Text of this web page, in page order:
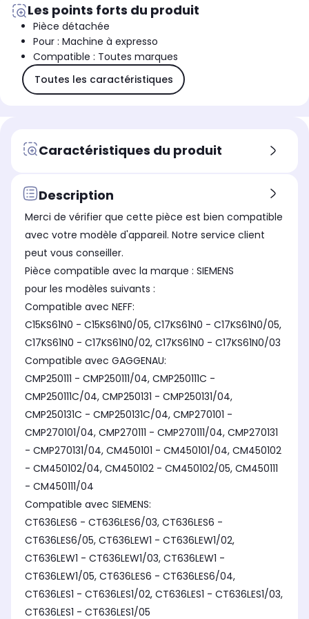
Les points forts du produit
Pièce détachée
Pour : Machine à expresso
Compatible : Toutes marques
Toutes les caractéristiques
Caractéristiques du produit
Description
Merci de vérifier que cette pièce est bien compatible
avec votre modèle d'appareil. Notre service client
peut vous conseiller.
Pièce compatible avec la marque : SIEMENS
pour les modèles suivants :
Compatible avec NEFF:
C15KS61N0 - C15KS61N0/05, C17KS61N0 - C17KS61N0/05,
C17KS61N0 - C17KS61N0/02, C17KS61N0 - C17KS61N0/03
Compatible avec GAGGENAU:
CMP250111 - CMP250111/04, CMP250111C -
CMP250111C/04, CMP250131 - CMP250131/04,
CMP250131C - CMP250131C/04, CMP270101 -
CMP270101/04, CMP270111 - CMP270111/04, CMP270131
- CMP270131/04, CM450101 - CM450101/04, CM450102
- CM450102/04, CM450102 - CM450102/05, CM450111
- CM450111/04
Compatible avec SIEMENS:
CT636LES6 - CT636LES6/03, CT636LES6 -
CT636LES6/05, CT636LEW1 - CT636LEW1/02,
CT636LEW1 - CT636LEW1/03, CT636LEW1 -
CT636LEW1/05, CT636LES6 - CT636LES6/04,
CT636LES1 - CT636LES1/02, CT636LES1 - CT636LES1/03,
CT636LES1 - CT636LES1/05